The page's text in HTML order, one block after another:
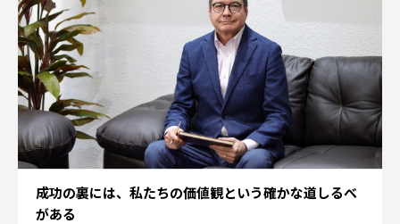
成功の裏には、私たちの価値観という確かな道しるべ
がある